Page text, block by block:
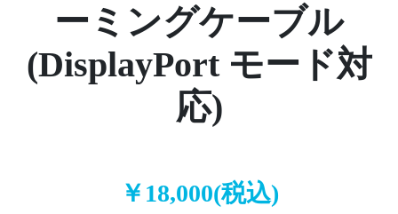
ーミングケーブル
(DisplayPort モード対
応)
￥18,000(税込)